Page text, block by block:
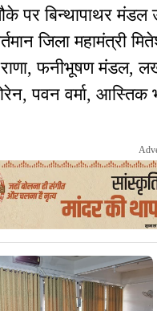
पर बिन्थापाथर मंडल
जिला महामंत्री
फनीभूषण मंडल,
पवन वर्मा, आस्तिक